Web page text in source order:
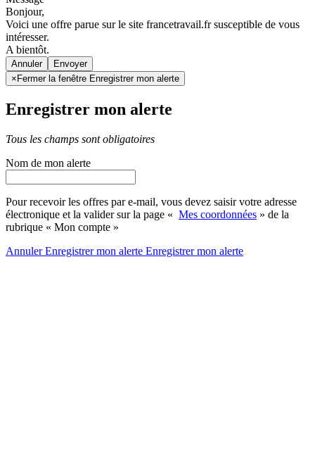
Bonjour,
Voici une offre parue sur le site francetravail.fr susceptible de vous
intéresser.
A bientôt.
Annuler
× Fermer la fenêtre Enregistrer mon alerte
Enregistrer mon alerte
Tous les champs sont obligatoires
Nom de mon alerte
Pour recevoir les offres par e-mail, vous devez saisir votre adresse
électronique et la valider sur la page « Mes coordonnées » de la
rubrique « Mon compte »
AnnulerEnregistrer mon alerte Enregistrermon alerte